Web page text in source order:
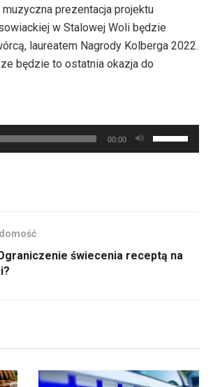
prezentacja projektu
w Stalowej Woli będzie
laureatem Nagrody Kolberga 2022.
będzie to ostatnia okazja do
00:00
strzałek
aby
świecenia receptą na